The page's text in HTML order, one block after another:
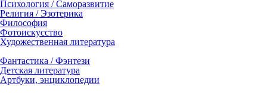
Психология / Саморазвитие
Религия / Эзотерика
Философия
Фотоискусство
Художественная литература
Фантастика / Фэнтези
Детская литература
Артбуки, энциклопедии